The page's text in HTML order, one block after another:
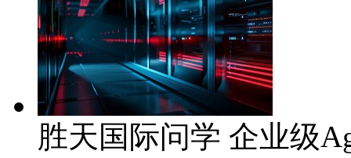
胜天国际问学 企业级